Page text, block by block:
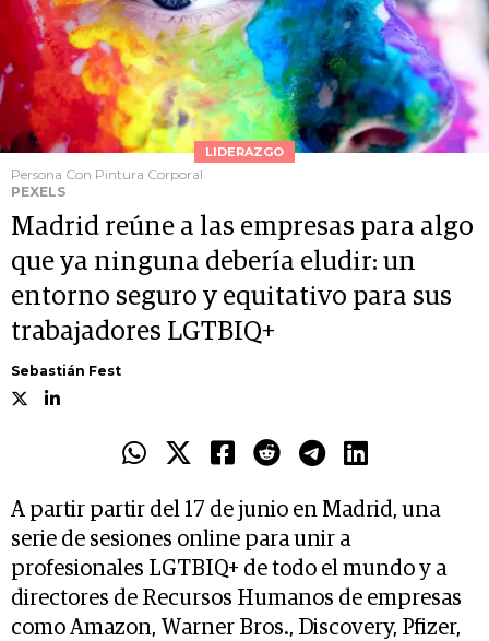
LIDERAZGO
Persona Con Pintura Corporal
PEXELS
Madrid reúne a las empresas para algo
que ya ninguna debería eludir: un
entorno seguro y equitativo para sus
trabajadores LGTBIQ+
Sebastián Fest
A partir partir del 17 de junio en Madrid, una
serie de sesiones online para unir a
profesionales LGTBIQ+ de todo el mundo y a
directores de Recursos Humanos de empresas
como Amazon, Warner Bros., Discovery, Pfizer,